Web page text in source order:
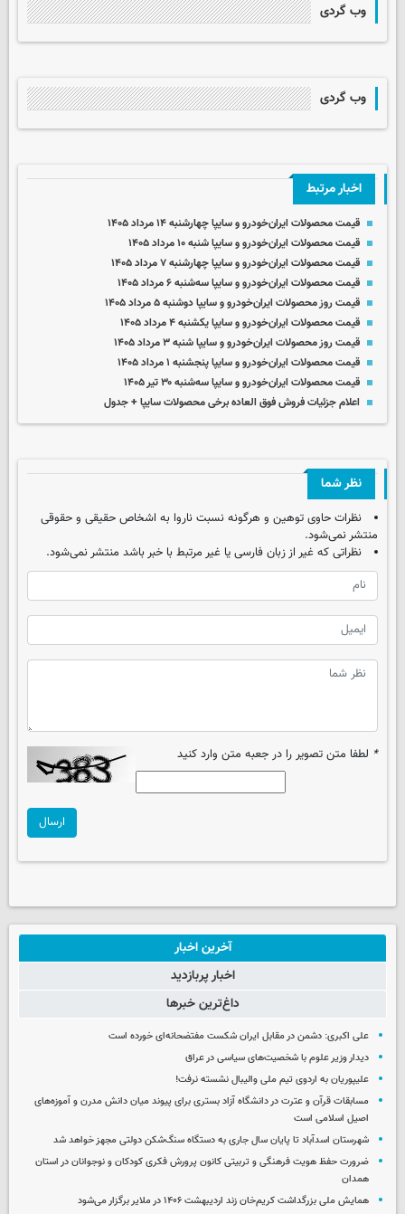
وب گردی
وب گردی
اخبار مرتبط
قیمت محصولات ایران‌خودرو و سایپا چهارشنبه ۱۴ مرداد ۱۴۰۵
قیمت محصولات ایران‌خودرو و سایپا شنبه ۱۰ مرداد ۱۴۰۵
قیمت محصولات ایران‌خودرو و سایپا چهارشنبه ۷ مرداد ۱۴۰۵
قیمت محصولات ایران‌خودرو و سایپا سه‌شنبه ۶ مرداد ۱۴۰۵
قیمت روز محصولات ایران‌خودرو و سایپا دوشنبه ۵ مرداد ۱۴۰۵
قیمت محصولات ایران‌خودرو و سایپا یکشنبه ۴ مرداد ۱۴۰۵
قیمت روز محصولات ایران‌خودرو و سایپا شنبه ۳ مرداد ۱۴۰۵
قیمت محصولات ایران‌خودرو و سایپا پنجشنبه ۱ مرداد ۱۴۰۵
قیمت محصولات ایران‌خودرو و سایپا سه‌شنبه ۳۰ تیر ۱۴۰۵
اعلام جزئیات فروش فوق العاده برخی محصولات سایپا + جدول
نظر شما
نظرات حاوی توهین و هرگونه نسبت ناروا به اشخاص حقیقی و حقوقی
منتشر نمی‌شود.
نظراتی که غیر از زبان فارسی یا غیر مرتبط با خبر باشد منتشر نمی‌شود.
* لطفا متن تصویر را در جعبه متن وارد کنید
ارسال
آخرین اخبار
اخبار پربازدید
داغ‌ترین خبرها
علی اکبری: دشمن در مقابل ایران شکست مفتضحانه‌ای خورده است
دیدار وزیر علوم با شخصیت‌های سیاسی در عراق
علیپوریان به اردوی تیم ملی والیبال نشسته نرفت!
مسابقات قرآن و عترت در دانشگاه آزاد بستری برای پیوند میان دانش مدرن و آموزه‌های
اصیل اسلامی است
شهرستان اسدآباد تا پایان سال جاری به دستگاه سنگ‌شکن دولتی مجهز خواهد شد
ضرورت حفظ هویت فرهنگی و تربیتی کانون پرورش فکری کودکان و نوجوانان در استان
همدان
همایش ملی بزرگداشت کریم‌خان زند اردیبهشت ۱۴۰۶ در ملایر برگزار می‌شود